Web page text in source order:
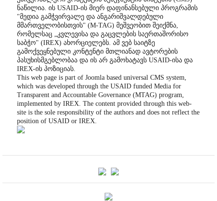
ნაწილია. ის USAID-ის მიერ დაფინანსებული პროგრამის
"მედია გამჭვირვალე და ანგარიშვალდებული
მმართველობისთვის" (M-TAG) მეშვეობით შეიქმნა,
რომელსაც „კვლევისა და გაცვლების საერთაშორისო
საბჭო" (IREX) ახორციელებს. ამ ვებ საიტზე
გამოქვეყნებული კონტენტი მთლიანად ავტორების
პასუხისმგებლობაა და ის არ გამოხატავს USAID-ისა და
IREX-ის პოზიციას.
This web page is part of Joomla based universal CMS system,
which was developed through the USAID funded Media for
Transparent and Accountable Governance (MTAG) program,
implemented by IREX. The content provided through this web-
site is the sole responsibility of the authors and does not reflect the
position of USAID or IREX.